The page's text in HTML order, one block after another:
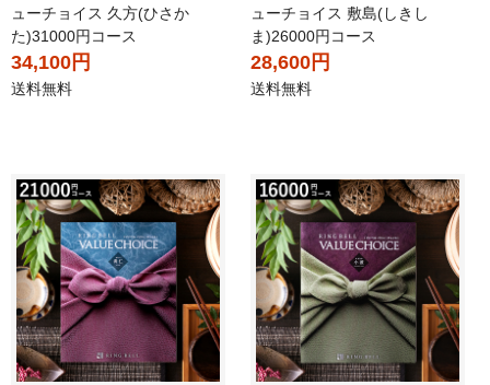
ューチョイス 久方(ひさか
た)31000円コース
34,100円
送料無料
ューチョイス 敷島(しきし
ま)26000円コース
28,600円
送料無料